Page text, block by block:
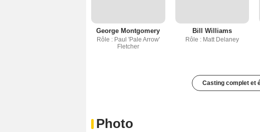
George Montgomery
Rôle : Paul 'Pale Arrow'
Fletcher
Bill Williams
Rôle : Matt Delaney
Casting complet et
Photo